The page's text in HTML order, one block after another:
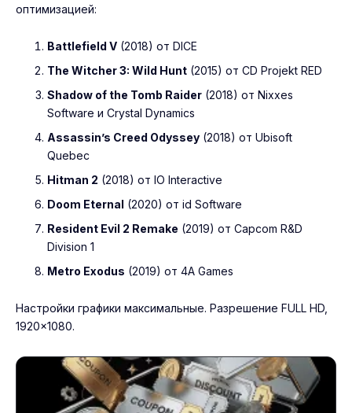
оптимизацией:
Battlefield V (2018) от DICE
The Witcher 3: Wild Hunt (2015) от CD Projekt RED
Shadow of the Tomb Raider (2018) от Nixxes
Software и Crystal Dynamics
Assassin’s Creed Odyssey (2018) от Ubisoft
Quebec
Hitman 2 (2018) от IO Interactive
Doom Eternal (2020) от id Software
Resident Evil 2 Remake (2019) от Capcom R&D
Division 1
Metro Exodus (2019) от 4A Games
Настройки графики максимальные. Разрешение FULL HD,
1920×1080.